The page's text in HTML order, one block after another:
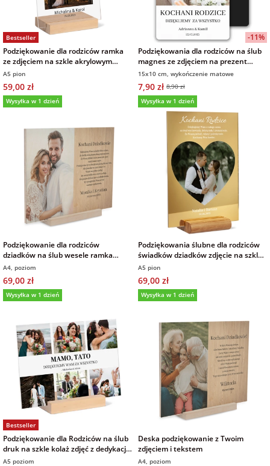
Bestseller
Podziękowanie dla rodziców ramka
ze zdjęciem na szkle akrylowym
15x21 cm
A5 pion
59,00 zł
Wysyłka w 1 dzień
-11%
Podziękowania dla rodziców na ślub
magnes ze zdjęciem na prezent
10x15 cm wykończenie matowe
15x10 cm, wykończenie matowe
7,90 zł 8,90 zł
Wysyłka w 1 dzień
Podziękowanie dla rodziców
dziadków na ślub wesele ramka
zdjęcie na drewnie
A4, poziom
69,00 zł
Wysyłka w 1 dzień
Podziękowania ślubne dla rodziców
świadków dziadków zdjęcie na szkle
lustrzana pleksi złota 15x21 cm
A5 pion
69,00 zł
Wysyłka w 1 dzień
Bestseller
Podziękowanie dla Rodziców na ślub
druk na szkle kolaż zdjęć z dedykacją
imiona 21x15 cm
A5 poziom
Deska podziękowanie z Twoim
zdjęciem i tekstem
A4, poziom